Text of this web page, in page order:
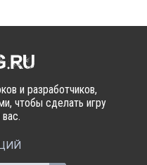
и разработчиков,
чтобы сделать игру